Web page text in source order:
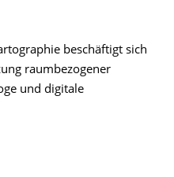
beschäftigt sich
raumbezogener
und digitale